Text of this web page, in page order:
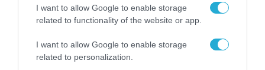
I want to allow Google to enable storage
related to functionality of the website or app.
I want to allow Google to enable storage
related to personalization.